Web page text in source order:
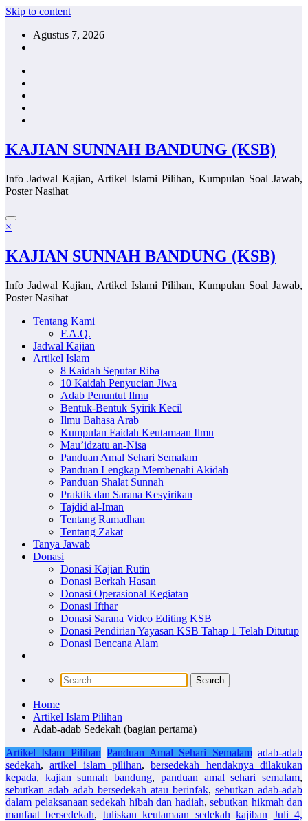
Skip to content
Agustus 7, 2026
KAJIAN SUNNAH BANDUNG (KSB)
Info Jadwal Kajian, Artikel Islami Pilihan, Kumpulan Soal Jawab,
Poster Nasihat
×
KAJIAN SUNNAH BANDUNG (KSB)
Info Jadwal Kajian, Artikel Islami Pilihan, Kumpulan Soal Jawab,
Poster Nasihat
Tentang Kami
F.A.Q.
Jadwal Kajian
Artikel Islam
8 Kaidah Seputar Riba
10 Kaidah Penyucian Jiwa
Adab Penuntut Ilmu
Bentuk-Bentuk Syirik Kecil
Ilmu Bahasa Arab
Kumpulan Faidah Keutamaan Ilmu
Mau’idzatu an-Nisa
Panduan Amal Sehari Semalam
Panduan Lengkap Membenahi Akidah
Panduan Shalat Sunnah
Praktik dan Sarana Kesyirikan
Tajdid al-Iman
Tentang Ramadhan
Tentang Zakat
Tanya Jawab
Donasi
Donasi Kajian Rutin
Donasi Berkah Hasan
Donasi Operasional Kegiatan
Donasi Ifthar
Donasi Sarana Video Editing KSB
Donasi Pendirian Yayasan KSB Tahap 1 Telah Ditutup
Donasi Bencana Alam
Home
Artikel Islam Pilihan
Adab-adab Sedekah (bagian pertama)
Artikel Islam Pilihan Panduan Amal Sehari Semalam adab-adab
sedekah,artikel islam pilihan,bersedekah hendaknya dilakukan
kepada, kajian sunnah bandung, panduan amal sehari semalam,
sebutkan adab adab bersedekah atau berinfak, sebutkan adab-adab
dalam pelaksanaan sedekah hibah dan hadiah, sebutkan hikmah dan
manfaat bersedekah, tuliskan keutamaan sedekah kajiban Juli 4,